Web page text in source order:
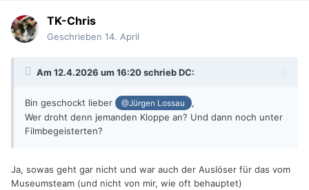
TK-Chris
Geschrieben 14. April
Am 12.4.2026 um 16:20 schriebDC:
Bin geschockt lieber @Jürgen Lossau
,
Wer droht denn jemanden Kloppe an? Und dann noch unter
Filmbegeisterten?
Ja, sowas geht gar nicht und war auch der Auslöser für das vom
Museumsteam (und nicht von mir, wie oft behauptet)